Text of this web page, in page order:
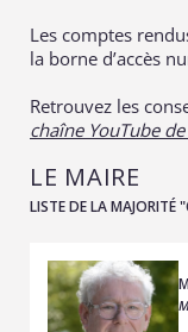
Les comptes
la borne d’accès
Retrouvez les
chaîne YouTube
LE MAIRE
LISTE DE LA MAJORITÉ